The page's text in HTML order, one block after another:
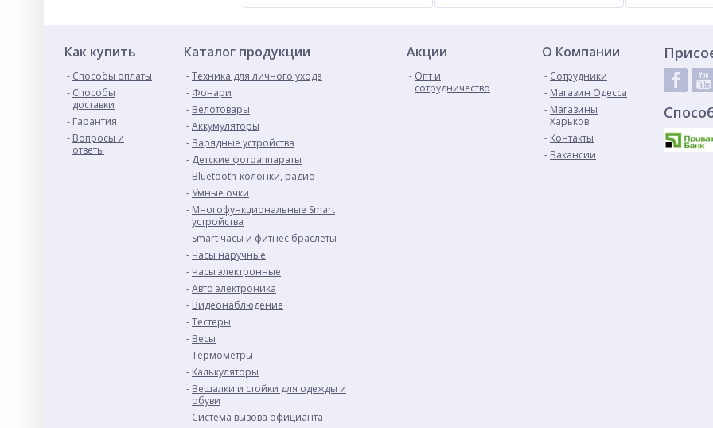
Как купить
Способы оплаты
Способы
доставки
Гарантия
Вопросы и
ответы
Каталог продукции
Техника для личного ухода
Фонари
Велотовары
Аккумуляторы
Зарядные устройства
Детские фотоаппараты
Bluetooth-колонки, радио
Умные очки
Многофункциональные Smart
устройства
Smart часы и фитнес браслеты
Часы наручные
Часы электронные
Авто электроника
Видеонаблюдение
Тестеры
Весы
Термометры
Калькуляторы
Вешалки и стойки для одежды и
обуви
Система вызова официанта
Акции
Опт и
сотрудничество
О Компании
Сотрудники
Магазин Одесса
Магазины
Харьков
Контакты
Вакансии